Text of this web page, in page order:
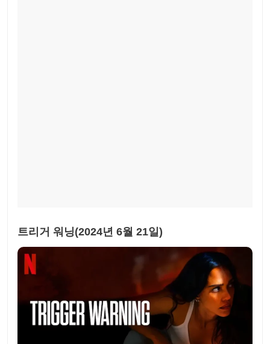
트리거 워닝(2024년 6월 21일)